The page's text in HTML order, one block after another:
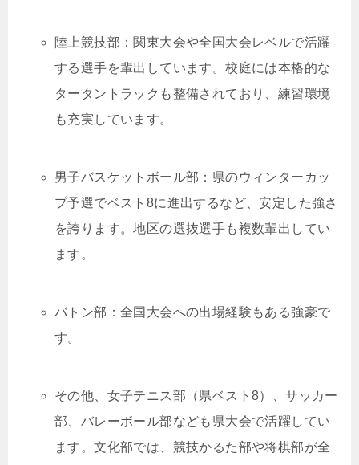
陸上競技部：関東大会や全国大会レベルで活躍
する選手を輩出しています。校庭には本格的な
タータントラックも整備されており、練習環境
も充実しています。
男子バスケットボール部：県のウィンターカッ
プ予選でベスト8に進出するなど、安定した強さ
を誇ります。地区の選抜選手も複数輩出してい
ます。
バトン部：全国大会への出場経験もある強豪で
す。
その他、女子テニス部（県ベスト8）、サッカー
部、バレーボール部なども県大会で活躍してい
ます。文化部では、競技かるた部や将棋部が全